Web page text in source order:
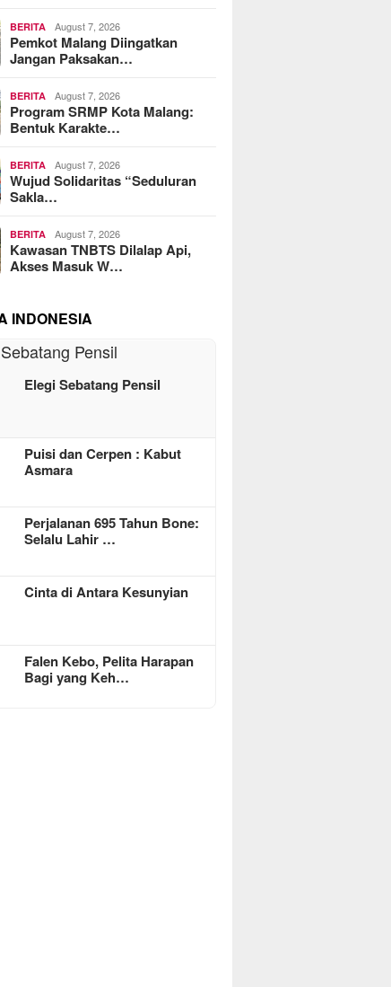
BERITA August 7, 2026
Pemkot Malang Diingatkan
Jangan Paksakan…
BERITA August 7, 2026
Program SRMP Kota Malang:
Bentuk Karakte…
BERITA August 7, 2026
Wujud Solidaritas “Seduluran
Sakla…
BERITA August 7, 2026
Kawasan TNBTS Dilalap Api,
Akses Masuk W…
INDONESIA
Elegi Sebatang Pensil
Puisi dan Cerpen : Kabut
Asmara
Perjalanan 695 Tahun Bone:
Selalu Lahir …
Cinta di Antara Kesunyian
Falen Kebo, Pelita Harapan
Bagi yang Keh…